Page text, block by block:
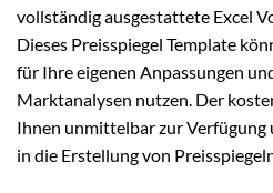
vollständig ausgestattete Excel
Dieses Preisspiegel Template
für Ihre eigenen Anpassungen
Marktanalysen nutzen. Der
Ihnen unmittelbar zur
in die Erstellung von